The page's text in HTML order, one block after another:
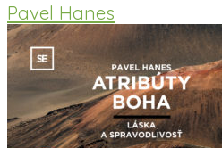
Pavel Hanes